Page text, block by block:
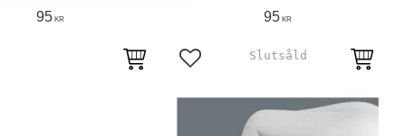
95 KR
i favoriter
95 KR
Lägg till i favoriter